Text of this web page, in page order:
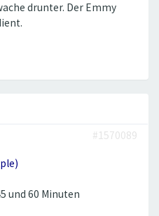
drunter. Der Emmy
#1570089
und 60 Minuten